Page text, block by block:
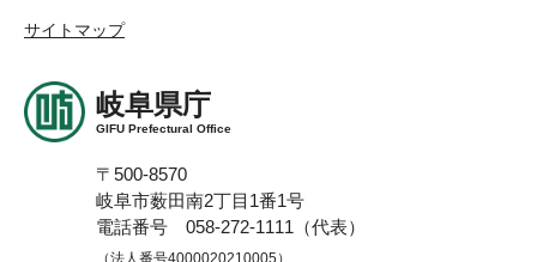
サイトマップ
岐阜県庁
GIFU Prefectural Office
〒500-8570
岐阜市薮田南2丁目1番1号
電話番号 058-272-1111（代表）
（法人番号4000020210005）